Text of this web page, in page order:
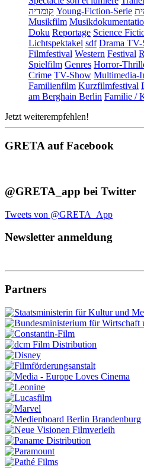
קומדיה Young-Fiction-Serie
Musikfilm
Doku Reportage Science
Lichtspektakel sdf Drama TV-
Filmfestival Western Festival
Spielfilm Genres Horror-
Crime TV-Show Multimedia-
Familienfilm Kurzfilmfestival
am Berghain Berlin Familie /
Jetzt weiterempfehlen!
GRETA auf Facebook
@GRETA_app bei Twitter
Tweets von @GRETA_App
Newsletter anmeldung
Partners